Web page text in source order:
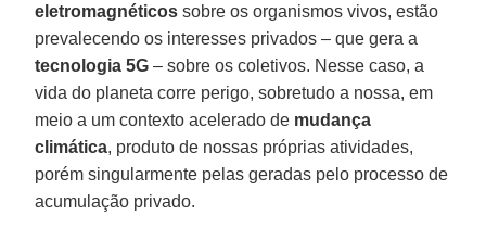
eletromagnéticos sobre os organismos vivos, estão
prevalecendo os interesses privados – que gera a
tecnologia 5G – sobre os coletivos. Nesse caso, a
vida do planeta corre perigo, sobretudo a nossa, em
meio a um contexto acelerado de mudança
climática, produto de nossas próprias atividades,
porém singularmente pelas geradas pelo processo de
acumulação privado.